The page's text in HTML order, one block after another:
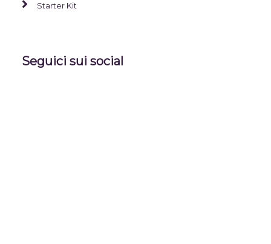
Starter Kit
Seguici sui social